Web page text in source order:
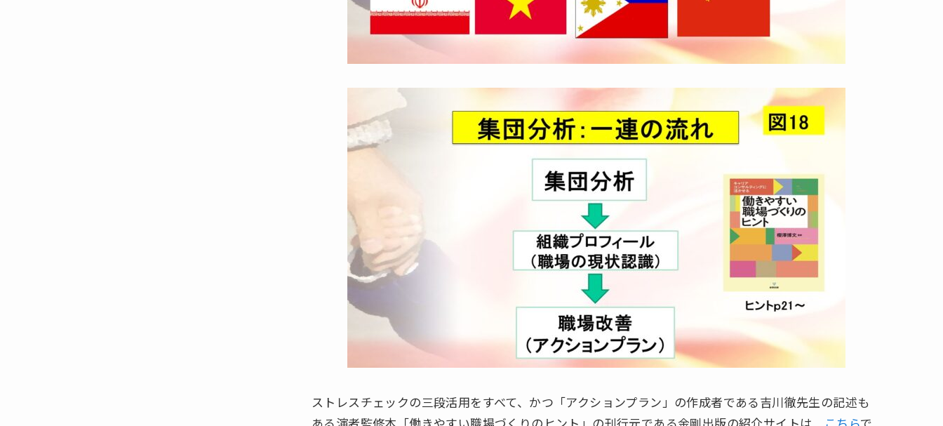
ストレスチェックの三段活用をすべて、かつ「アクションプラン」の作成者である吉川徹先生の記述も